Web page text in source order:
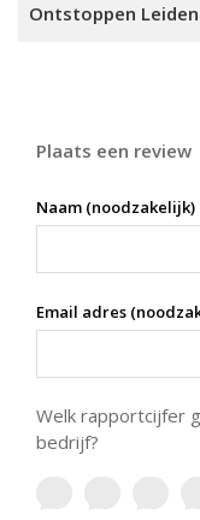
Plaats een review
Naam (noodzakelijk)
Email adres
Welk rapportcijfer
bedrijf?